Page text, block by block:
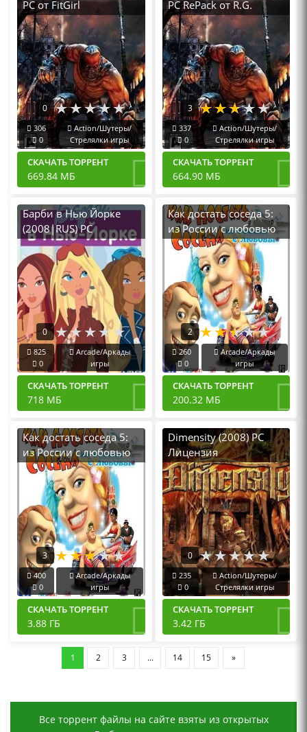
PC от FitGirl
0
306
0
Action/Шутеры/
Стрелялки игры
СКАЧАТЬ ТОРРЕНТ
669.84 МБ
PC RePack от R.G.
Механики
3
337
0
Action/Шутеры/
Стрелялки игры
СКАЧАТЬ ТОРРЕНТ
664.90 МБ
Барби в Нью Йорке
(2008|RUS) PC
0
825
0
Arcade/Аркады
игры
СКАЧАТЬ ТОРРЕНТ
718 МБ
Как достать соседа 5:
из России с любовью
(2008|RUS) PC
Лицензия
2
260
0
Arcade/Аркады
игры
СКАЧАТЬ ТОРРЕНТ
200.32 МБ
Как достать соседа 5:
из России с любовью
(2008|RUS) PC RePack
от R.G. Механики
3
400
0
Arcade/Аркады
игры
СКАЧАТЬ ТОРРЕНТ
3.88 ГБ
Dimensity (2008) PC
Лицензия
0
235
0
Action/Шутеры/
Стрелялки игры
СКАЧАТЬ ТОРРЕНТ
3.42 ГБ
1 2 3 ... 14 15 »
Все торрент файлы на сайте взяты из открытых